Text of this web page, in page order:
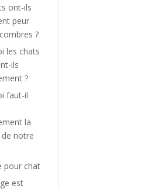
ont-ils
peur
?
les chats
ils
?
faut-il
la
de notre
pour chat
est